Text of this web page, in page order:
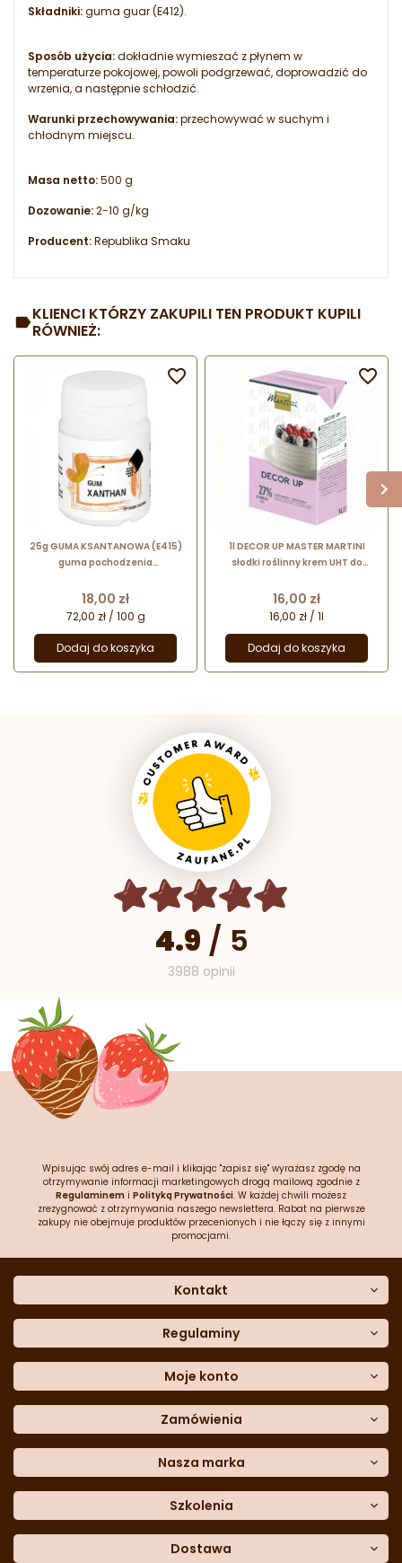
Składniki:guma guar (E412).
Sposób użycia:dokładnie wymieszać z płynem w
temperaturze pokojowej, powoli podgrzewać, doprowadzić do
wrzenia, a następnie schłodzić.
Warunki przechowywania:przechowywać w suchym i
chłodnym miejscu.
Masa netto:500 g
Dozowanie:2-10 g/kg
Producent:Republika Smaku
KLIENCI KTÓRZY ZAKUPILI TEN PRODUKT KUPILI
RÓWNIEŻ:
25g GUMA KSANTANOWA (E415)
guma pochodzenia
Colours
Cena
18,00 zł
72,00 zł / 100 g
Dodaj do koszyka

1l DECOR UP MASTER MARTINI
słodki roślinny krem UHT do
smaku
Cena
16,00 zł
16,00 zł / 1l
Dodaj do koszyka

4.9 / 5
3988 opinii
Wpisując swój adres e-mail i klikając "zapisz się" wyrażasz zgodę na
otrzymywanie informacji marketingowych drogą mailową zgodnie z
Regulaminem i Polityką Prywatności. W każdej chwili możesz
zrezygnować z otrzymywania naszego newslettera. Rabat na pierwsze
zakupy nie obejmuje produktów przecenionych i nie łączy się z innymi
promocjami.
Kontakt
Dane kontaktowe
Często zadawane pytania
Sklep stacjonarny
Formularz kontaktowy
Blog
telefon:601 767 272
Regulaminy
Polityka prywatności
Polityka cookies
Polityka reklamacji
Polityka zwrotów
Dostępność cyfrowa
Moje konto
Moje dane
Historia zamówień
Lista ulubionych
Moje rabaty
Zamówienia
Metody płatności
Dane do przelewu
Formularzreklamacji
Formularzzwrotu
Nasza marka
Trio Gelato
CDN
Szkolenia
Academy of Baker Arts
Dostawa